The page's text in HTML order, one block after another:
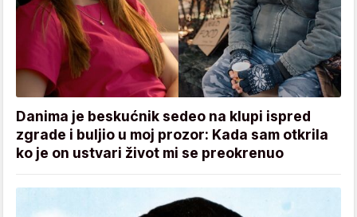
Danima je beskućnik sedeo na klupi ispred
zgrade i buljio u moj prozor: Kada sam otkrila
ko je on ustvari život mi se preokrenuo